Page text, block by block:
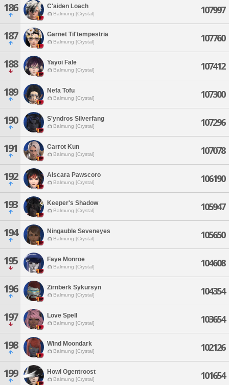
186 C'aiden Loach
Balmung [Crystal] 107997
187 Garnet Til'tempestria
Balmung [Crystal] 107760
188 Yayoi Fale
Balmung [Crystal] 107412
189 Nefa Tofu
Balmung [Crystal] 107300
190 S'yndros Silverfang
Balmung [Crystal] 107296
191 Carrot Kun
Balmung [Crystal] 107078
192 Alscara Pawscoro
Balmung [Crystal] 106190
193 Keeper's Shadow
Balmung [Crystal] 105947
194 Ningauble Seveneyes
Balmung [Crystal] 105650
195 Faye Monroe
Balmung [Crystal] 104608
196 Zirnberk Sykursyn
Balmung [Crystal] 104354
197 Love Spell
Balmung [Crystal] 103654
198 Wind Moondark
Balmung [Crystal] 102126
199 Howl Ogentroost
Balmung [Crystal] 101654